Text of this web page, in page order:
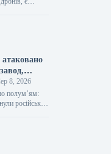
8, 2026
полум’ям:
російське